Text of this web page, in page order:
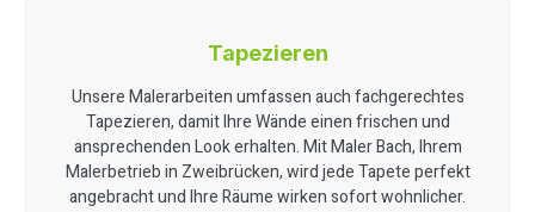
Tapezieren
Unsere Malerarbeiten umfassen auch fachgerechtes
Tapezieren, damit Ihre Wände einen frischen und
ansprechenden Look erhalten. Mit Maler Bach, Ihrem
Malerbetrieb in Zweibrücken, wird jede Tapete perfekt
angebracht und Ihre Räume wirken sofort wohnlicher.